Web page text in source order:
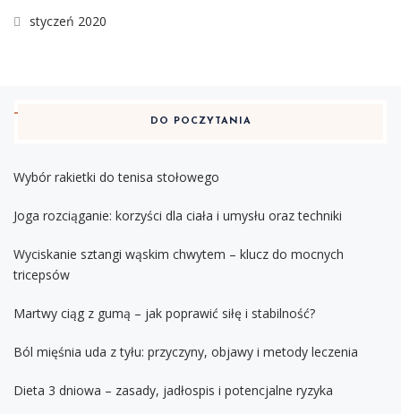
styczeń 2020
DO POCZYTANIA
Wybór rakietki do tenisa stołowego
Joga rozciąganie: korzyści dla ciała i umysłu oraz techniki
Wyciskanie sztangi wąskim chwytem – klucz do mocnych
tricepsów
Martwy ciąg z gumą – jak poprawić siłę i stabilność?
Ból mięśnia uda z tyłu: przyczyny, objawy i metody leczenia
Dieta 3 dniowa – zasady, jadłospis i potencjalne ryzyka